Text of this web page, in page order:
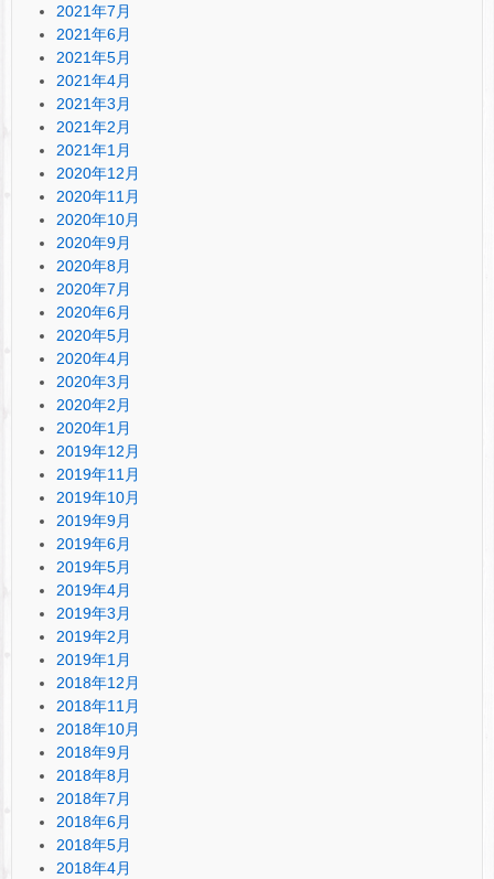
2021年7月
2021年6月
2021年5月
2021年4月
2021年3月
2021年2月
2021年1月
2020年12月
2020年11月
2020年10月
2020年9月
2020年8月
2020年7月
2020年6月
2020年5月
2020年4月
2020年3月
2020年2月
2020年1月
2019年12月
2019年11月
2019年10月
2019年9月
2019年6月
2019年5月
2019年4月
2019年3月
2019年2月
2019年1月
2018年12月
2018年11月
2018年10月
2018年9月
2018年8月
2018年7月
2018年6月
2018年5月
2018年4月